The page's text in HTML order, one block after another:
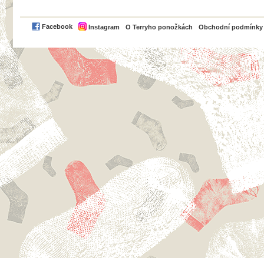
Facebook Instagram O Terryho ponožkách Obchodní podmínky
PayPal